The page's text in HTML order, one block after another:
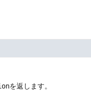
を返します。